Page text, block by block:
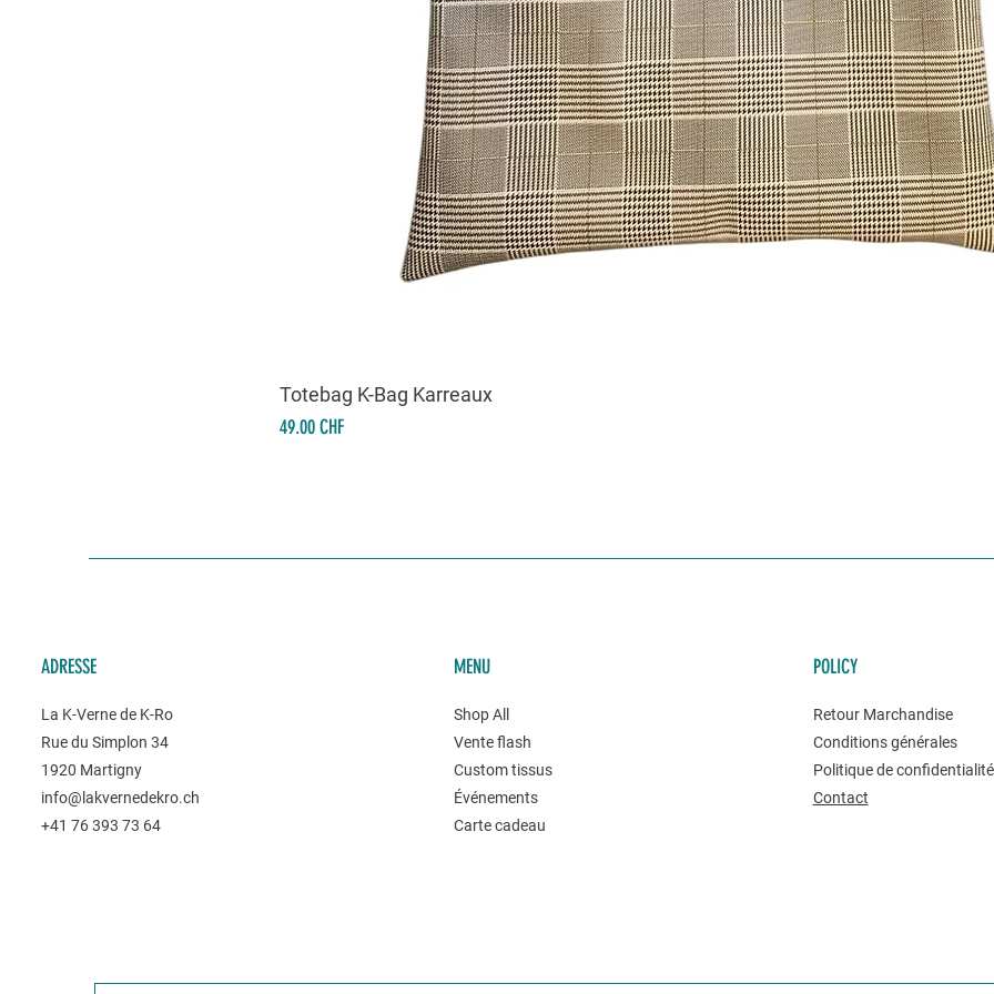
Totebag K-Bag Karreaux
Prix
49.00 CHF
ADRESSE
La K-Verne de K-Ro
Rue du Simplon 34
1920 Martigny
info@lakvernedekro.ch
+41 76 393 73 64
MENU
Shop All
Vente flash
Custom tissus
Événements
Carte cadeau
POLICY
Retour Marchandise
Conditions générales
Politique de
Contact